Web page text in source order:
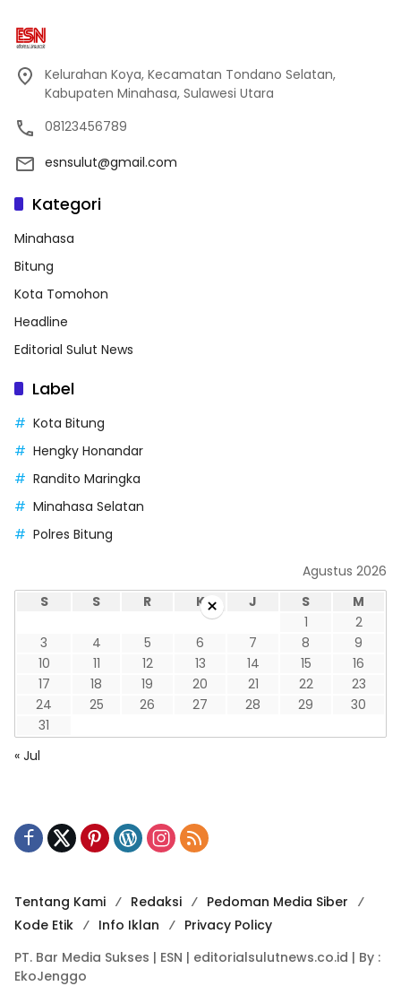
Kelurahan Koya, Kecamatan Tondano Selatan,
Kabupaten Minahasa, Sulawesi Utara
08123456789
esnsulut@gmail.com
Kategori
Minahasa
Bitung
Kota Tomohon
Headline
Editorial Sulut News
Label
Kota Bitung
Hengky Honandar
Randito Maringka
Minahasa Selatan
Polres Bitung
Agustus 2026
S
S R K J S
M
1
2
3
4 5 6 7 8
9
10
11 12 13 14 15
16
17
18 19 20 21 22
23
24
25 26 27 28 29
30
31
« Jul
Tentang Kami Redaksi
Pedoman Media Siber
Kode Etik
Info Iklan
Privacy Policy
PT. Bar Media Sukses | ESN | editorialsulutnews.co.id | By :
EkoJenggo
×